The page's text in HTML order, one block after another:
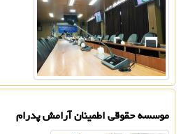
موسسه حقوقی اطمینان آرامش پدرام